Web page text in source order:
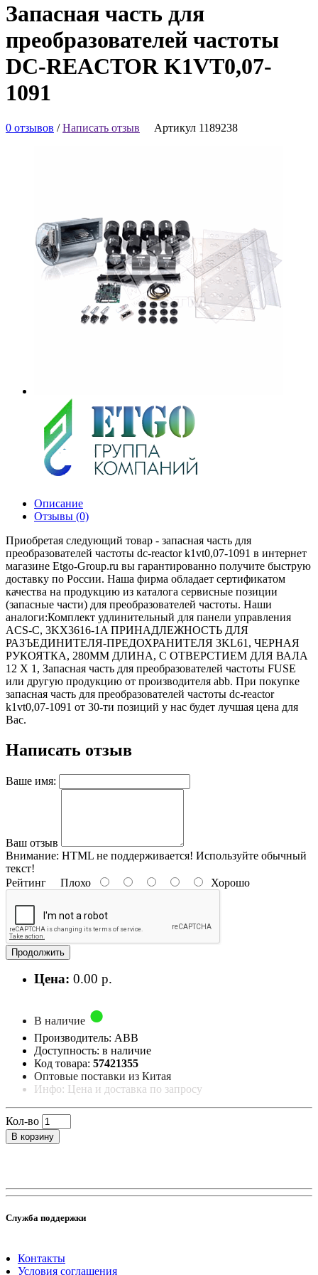
Запасная часть для
преобразователей частоты
DC-REACTOR K1VT0,07-
1091
0 отзывов /Написать отзыв Артикул 1189238
Описание
Отзывы (0)
Приобретая следующий товар - запасная часть для
преобразователей частоты dc-reactor k1vt0,07-1091 в интернет
магазине Etgo-Group.ru вы гарантированно получите быструю
доставку по России. Наша фирма обладает сертификатом
качества на продукцию из каталога сервисные позиции
(запасные части) для преобразователей частоты. Наши
аналоги:Комплект удлинительный для панели управления
ACS-C, 3KX3616-1A ПРИНАДЛЕЖНОСТЬ ДЛЯ
РАЗЪЕДИНИТЕЛЯ-ПРЕДОХРАНИТЕЛЯ 3KL61, ЧЕРНАЯ
РУКОЯТКА, 280MM ДЛИНА, С ОТВЕРСТИЕМ ДЛЯ ВАЛА
12 X 1, Запасная часть для преобразователей частоты FUSE
или другую продукцию от производителя abb. При покупке
запасная часть для преобразователей частоты dc-reactor
k1vt0,07-1091 от 30-ти позиций у нас будет лучшая цена для
Вас.
Написать отзыв
Ваше имя:
Ваш отзыв
Внимание: HTML не поддерживается! Используйте обычный
текст!
Рейтинг Плохо Хорошо
Продолжить
Цена: 0.00 р.
В наличие
Производитель: ABB
Доступность: в наличие
Код товара: 57421355
Оптовые поставки из Китая
Инфо: Цена и доставка по запросу
Кол-во
В корзину
Служба поддержки
Контакты
Условия соглашения